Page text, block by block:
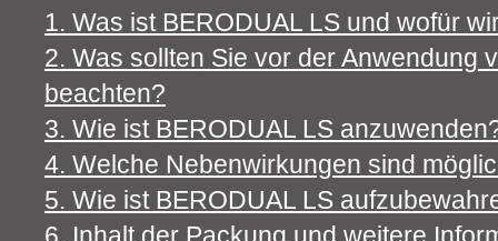
1. Was ist BERODUAL LS und wofür
2. Was sollten Sie vor der Anwendung
beachten?
3. Wie ist BERODUAL LS
4. Welche Nebenwirkungen sind
5. Wie ist BERODUAL LS